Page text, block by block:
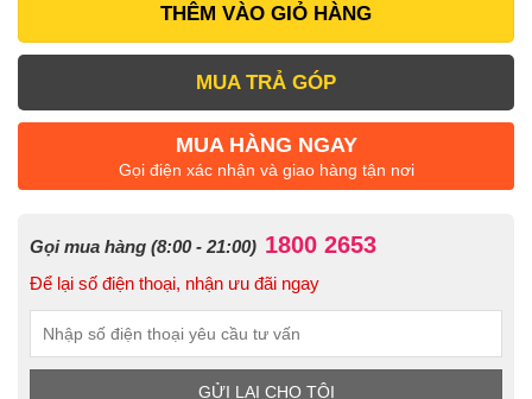
THÊM VÀO GIỎ HÀNG
MUA TRẢ GÓP
MUA HÀNG NGAY
Gọi điện xác nhận và giao hàng tận nơi
Gọi mua hàng (8:00 - 21:00) 1800 2653
Để lại số điện thoại, nhận ưu đãi ngay